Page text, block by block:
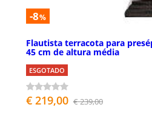
-8%
Flautista terracota para
45 cm de altura média
ESGOTADO
€ 219,00 € 239,00